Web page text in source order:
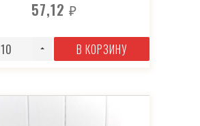
57,12 ₽
В КОРЗИНУ